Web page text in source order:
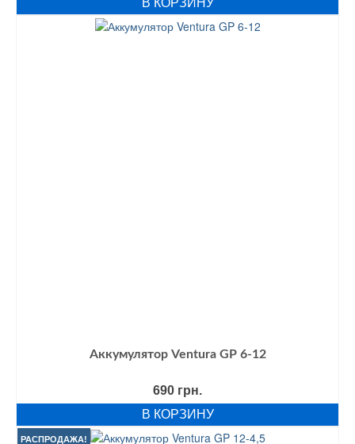
составляла
5140 грн..
В КОРЗИНУ
Аккумулятор Ventura GP 6-12
690 грн.
В КОРЗИНУ
РАСПРОДАЖА!